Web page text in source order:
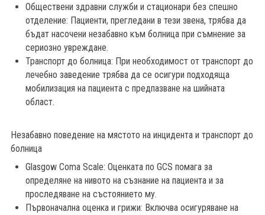
Обществени здравни служби и стационари без спешно
отделение: Пациенти, прегледани в тези звена, трябва да
бъдат насочени незабавно към болница при съмнение за
сериозно увреждане.
Транспорт до болница: При необходимост от транспорт до
лечебно заведение трябва да се осигури подходяща
мобилизация на пациента с предпазване на шийната
област.
Незабавно поведение на мястото на инцидента и транспорт до
болница
Glasgow Coma Scale: Оценката по GCS помага за
определяне на нивото на съзнание на пациента и за
проследяване на състоянието му.
Първоначална оценка и грижи: Включва осигуряване на